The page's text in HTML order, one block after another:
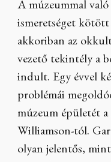
A múzeummal
ismeretséget
akkoriban az
vezető tekintély a
indult. Egy évvel
problémái
múzeum épületét
Williamson-tól.
olyan jelentős,